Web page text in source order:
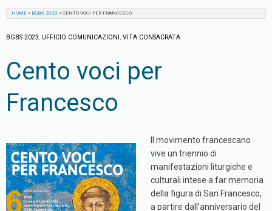
HOME » BGBS 2023 » CENTO VOCI PER FRANCESCO
BGBS 2023, UFFICIO COMUNICAZIONI, VITA CONSACRATA
Cento voci per
Francesco
Il movimento francescano
vive un triennio di
manifestazioni liturgiche e
culturali intese a far memoria
della figura di San Francesco,
a partire dall’anniversario del